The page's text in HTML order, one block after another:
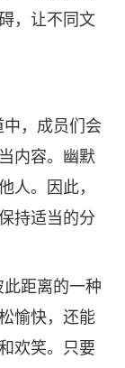
，让不同文
，成员们会
内容。幽默
人。因此，
持适当的分
距离的一种
愉快，还能
欢笑。只要